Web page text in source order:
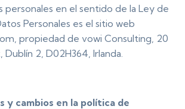
personales en el sentido de la Ley de
Personales es el sitio web
propiedad de vowi Consulting, 20
2, D02H364, Irlanda.
y cambios en la política de